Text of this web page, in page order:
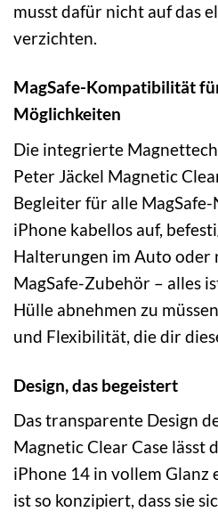
musst dafür nicht auf das
verzichten.
MagSafe-Kompatibilität
Möglichkeiten
Die integrierte
Peter Jäckel Magnetic
Begleiter für alle
iPhone kabellos auf,
Halterungen im Auto oder
MagSafe-Zubehör – alles
Hülle abnehmen zu
und Flexibilität, die dir
Design, das begeistert
Das transparente Design
Magnetic Clear Case lässt
iPhone 14 in vollem Glanz
ist so konzipiert, dass sie